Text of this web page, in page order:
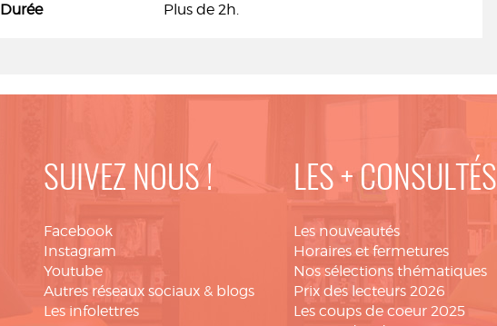
Durée Plus de 2h.
SUIVEZ NOUS !
Facebook
Instagram
Youtube
Autres réseaux sociaux & blogs
Les infolettres
LES + CONSULTÉS
Les nouveautés
Horaires et fermetures
Nos sélections thématiques
Prix des lecteurs 2026
Les coups de coeur 2025